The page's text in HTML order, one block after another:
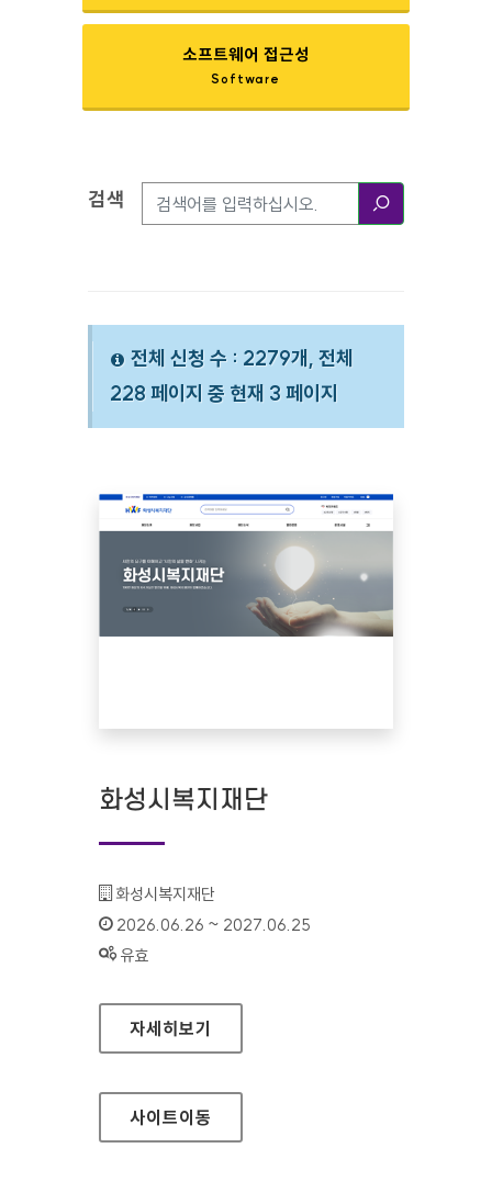
소프트웨어 접근성
Software
검색옵션
검색
전체 신청 수 : 2279개, 전체
228 페이지 중 현재 3 페이지
화성시복지재단
기관명 :
화성시복지재단
인증기간 :
2026.06.26 ~ 2027.06.25
상태 :
유효
화성시복지재단
자세히보기
사이트이동